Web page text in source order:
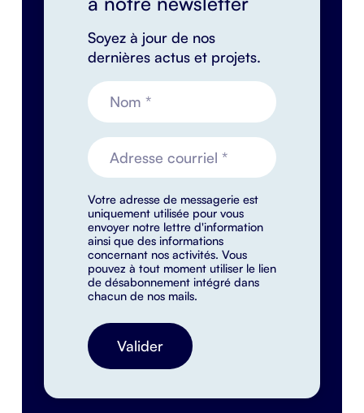
Soyez à jour de nos
dernières actus et projets.
Votre adresse de messagerie est
uniquement utilisée pour vous
envoyer notre lettre d'information
ainsi que des informations
concernant nos activités. Vous
pouvez à tout moment utiliser le lien
de désabonnement intégré dans
chacun de nos mails.